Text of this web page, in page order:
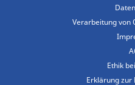
Verarbeitung von
Ethik
Erklärung